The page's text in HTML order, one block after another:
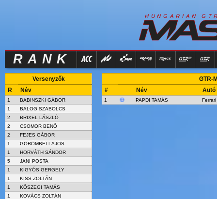
H U N G A R I A N G T
RANK
Versenyzők
R
Név
1
BABINSZKI GÁBOR
1
BALOG SZABOLCS
2
BRIXEL LÁSZLÓ
2
CSOMOR BENŐ
2
FEJES GÁBOR
1
GÖRÖMBEI LAJOS
1
HORVÁTH SÁNDOR
5
JANI POSTA
1
KIGYÓS GERGELY
1
KISS ZOLTÁN
1
KŐSZEGI TAMÁS
1
KOVÁCS ZOLTÁN
GTR-
#
Név Autó
1 PAPDI TAMÁS